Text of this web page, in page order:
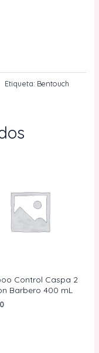
Etiqueta: Bentouch
Control Caspa 2
Barbero 400 mL